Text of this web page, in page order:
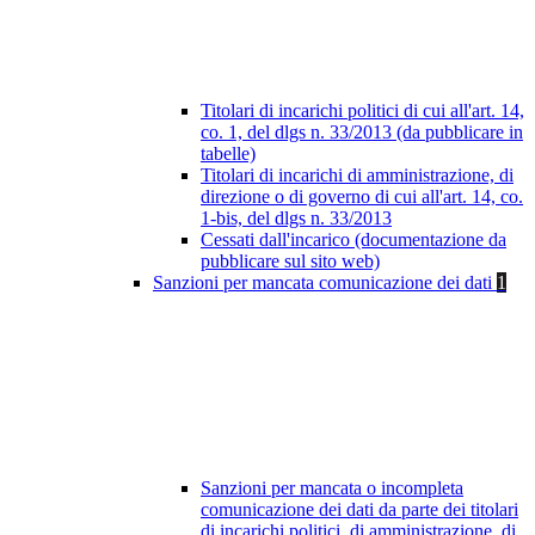
Titolari di incarichi politici di cui all'art. 14,
co. 1, del dlgs n. 33/2013 (da pubblicare in
tabelle)
Titolari di incarichi di amministrazione, di
direzione o di governo di cui all'art. 14, co.
1-bis, del dlgs n. 33/2013
Cessati dall'incarico (documentazione da
pubblicare sul sito web)
Sanzioni per mancata comunicazione dei dati 1
Sanzioni per mancata o incompleta
comunicazione dei dati da parte dei titolari